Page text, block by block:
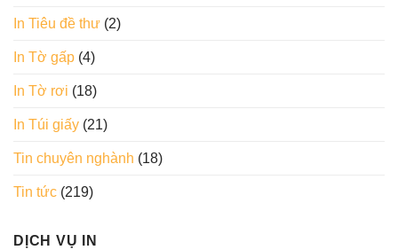
In Tiêu đề thư (2)
In Tờ gấp (4)
In Tờ rơi (18)
In Túi giấy (21)
Tin chuyên nghành (18)
Tin tức (219)
DỊCH VỤ IN